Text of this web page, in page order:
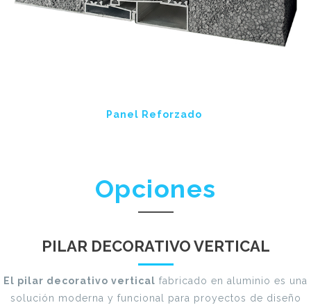
Panel Reforzado
Opciones
PILAR DECORATIVO VERTICAL
El pilar decorativo vertical fabricado en aluminio es una
solución moderna y funcional para proyectos de diseño